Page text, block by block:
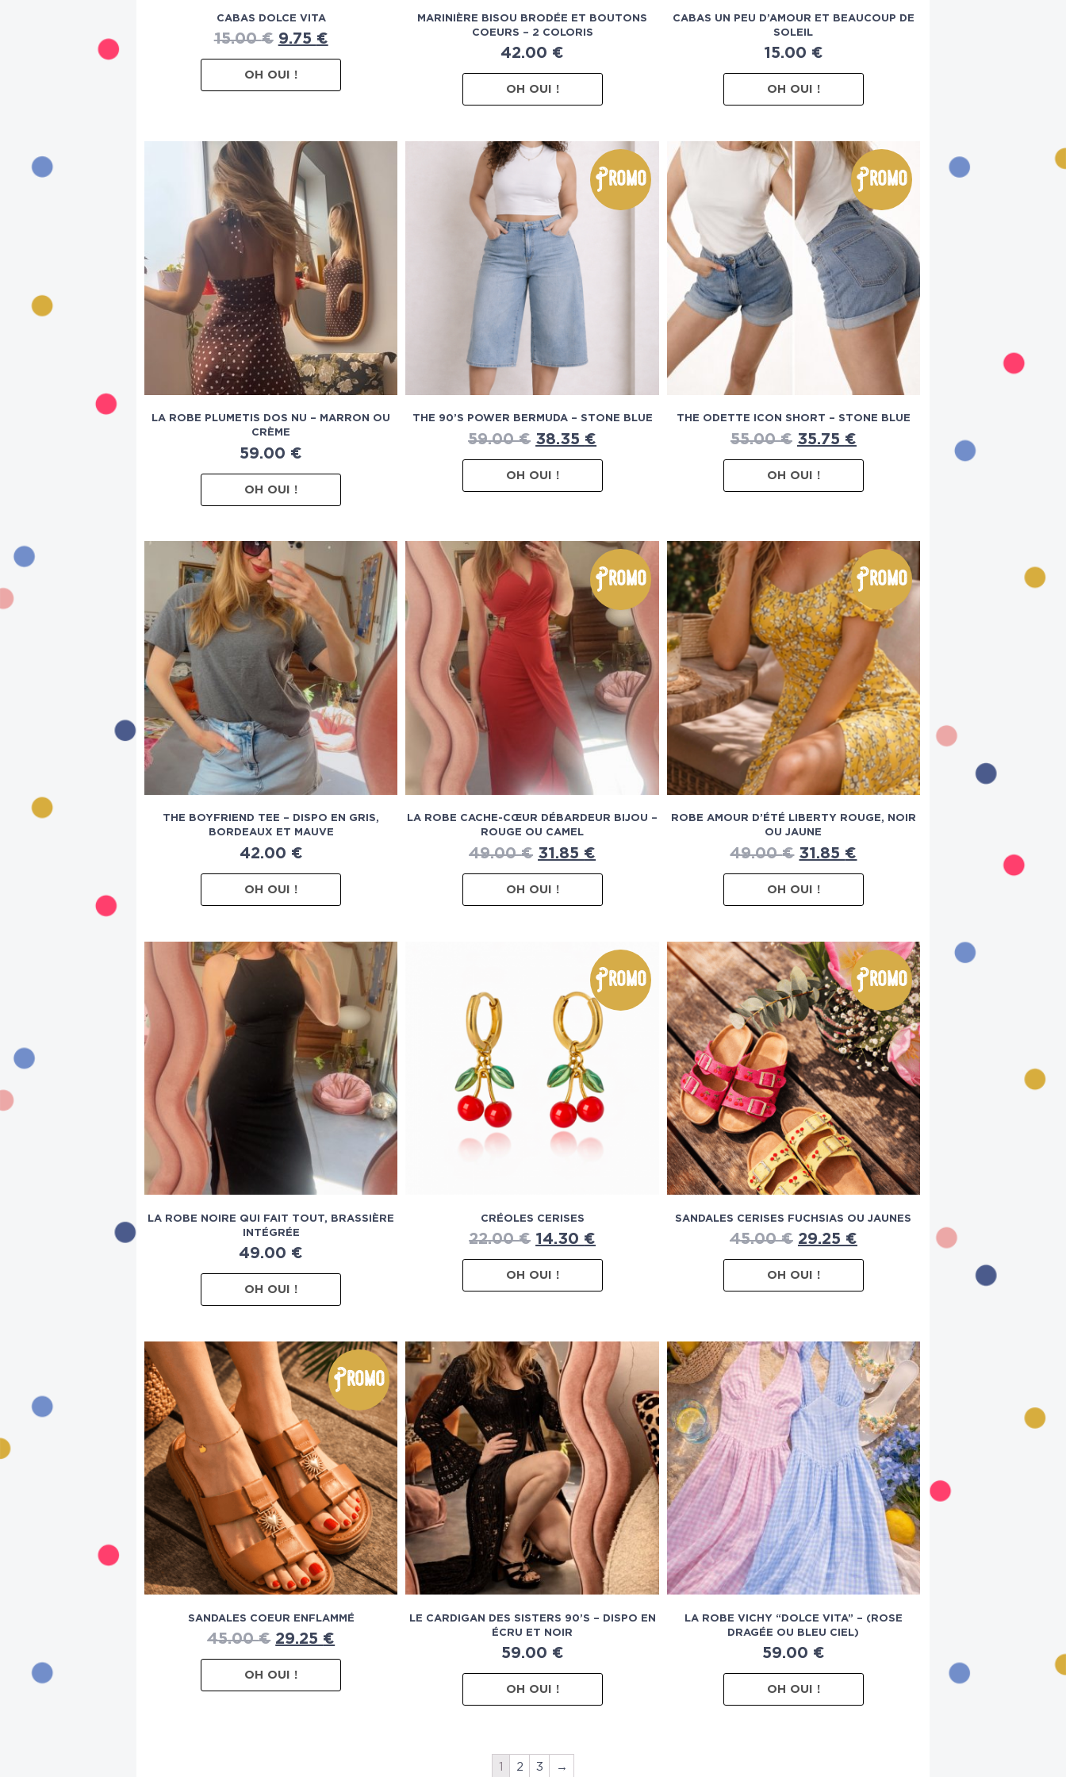
CABAS DOLCE VITA
15.00€ 9.75 €
OH OUI !
MARINIÈRE BISOU BRODÉE ET BOUTONS
COEURS – 2 COLORIS
42.00 €
OH OUI !
CABAS UN PEU D’AMOUR ET BEAUCOUP DE
SOLEIL
15.00 €
OH OUI !
LA ROBE PLUMETIS DOS NU – MARRON OU
CRÈME
59.00 €
OH OUI !
Promo
THE 90’S POWER BERMUDA – STONE BLUE
59.00€ 38.35 €
OH OUI !
Promo
THE ODETTE ICON SHORT – STONE BLUE
55.00€ 35.75 €
OH OUI !
THE BOYFRIEND TEE – DISPO EN GRIS,
BORDEAUX ET MAUVE
42.00 €
OH OUI !
Promo
LA ROBE CACHE-CŒUR DÉBARDEUR BIJOU –
ROUGE OU CAMEL
49.00€ 31.85 €
OH OUI !
Promo
ROBE AMOUR D’ÉTÉ LIBERTY ROUGE, NOIR
OU JAUNE
49.00€ 31.85 €
OH OUI !
LA ROBE NOIRE QUI FAIT TOUT, BRASSIÈRE
INTÉGRÉE
49.00 €
OH OUI !
Promo
CRÉOLES CERISES
22.00€ 14.30 €
OH OUI !
Promo
SANDALES CERISES FUCHSIAS OU JAUNES
45.00€ 29.25 €
OH OUI !
Promo
SANDALES COEUR ENFLAMMÉ
45.00€ 29.25 €
OH OUI !
LE CARDIGAN DES SISTERS 90’S – DISPO EN
ÉCRU ET NOIR
59.00 €
OH OUI !
LA ROBE VICHY “DOLCE VITA” – (ROSE
DRAGÉE OU BLEU CIEL)
59.00 €
OH OUI !
1 2 3 →